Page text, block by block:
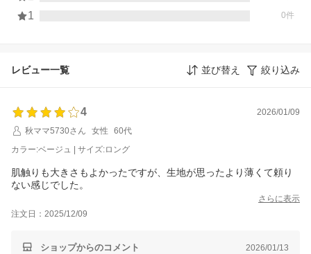
1 0件
レビュー一覧 並び替え 絞り込み
4
2026/01/09
秋ママ5730さん
女性
60代
カラー:ベージュ | サイズ:ロング
肌触りも大きさもよかったですが、生地が思ったより薄くて頼り
ない感じでした。
さらに表示
注文日：2025/12/09
ショップからのコメント 2026/01/13